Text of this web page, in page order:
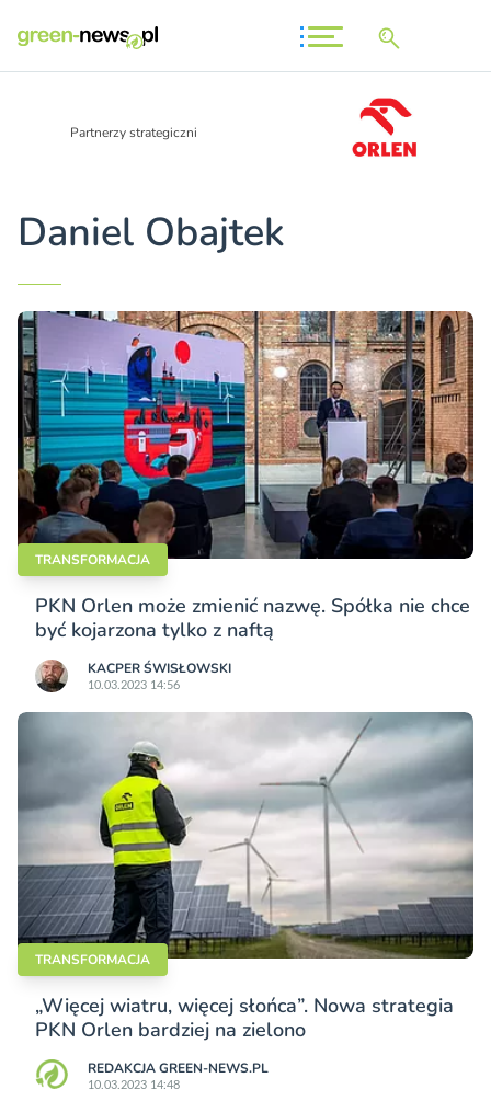
Partnerzy strategiczni
Daniel Obajtek
TRANSFORMACJA
PKN Orlen może zmienić nazwę. Spółka nie chce
być kojarzona tylko z naftą
KACPER ŚWISŁO­WSKI
10.03.2023 14:56
TRANSFORMACJA
„Więcej wiatru, więcej słońca”. Nowa strategia
PKN Orlen bardziej na zielono
REDAKCJA GREEN-NEWS.PL
10.03.2023 14:48